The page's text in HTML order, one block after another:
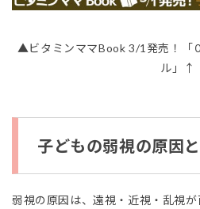
▲ビタミンママBook 3/1発売！「
ル」↑
子どもの弱視の原因
弱視の原因は、遠視・近視・乱視